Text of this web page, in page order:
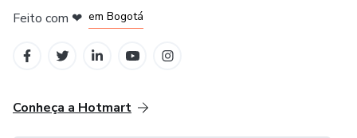
Feito com ❤ em Bogotá
Conheça a Hotmart